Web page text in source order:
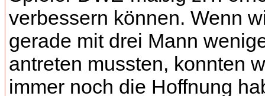
verbessern können. Wenn
gerade mit drei Mann
antreten mussten, konnten
immer noch die Hoffnung